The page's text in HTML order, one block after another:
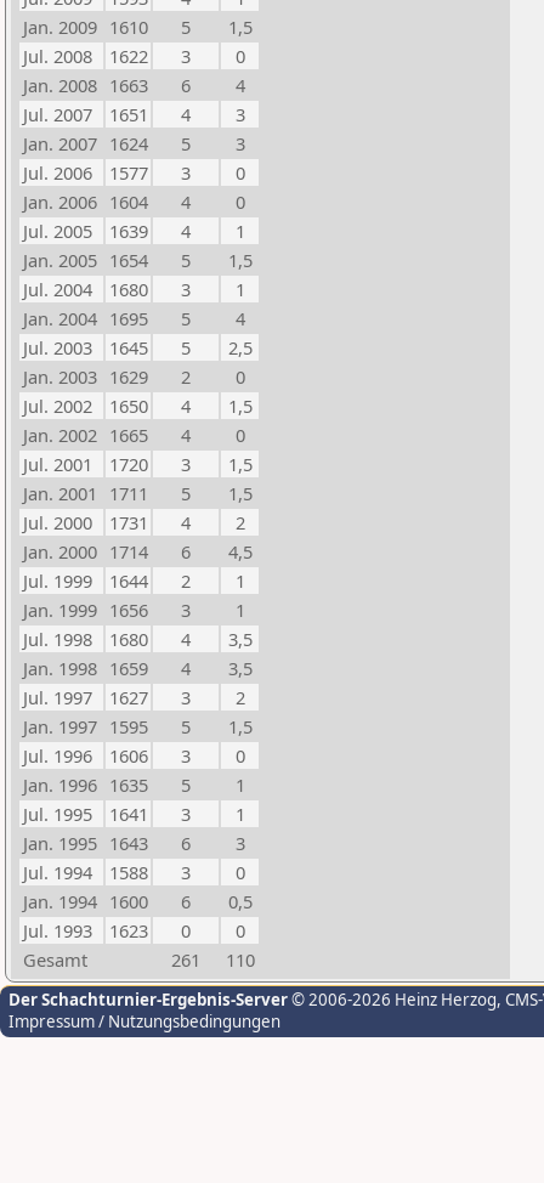
Jan. 2009 1610 5
1,5
Jul. 2008
1622 3
0
Jan. 2008 1663 6
4
Jul. 2007
1651 4
3
Jan. 2007 1624 5
3
Jul. 2006
1577 3
0
Jan. 2006 1604 4
0
Jul. 2005
1639 4
1
Jan. 2005 1654 5
1,5
Jul. 2004
1680 3
1
Jan. 2004 1695 5
4
Jul. 2003
1645 5
2,5
Jan. 2003 1629 2
0
Jul. 2002
1650 4
1,5
Jan. 2002 1665 4
0
Jul. 2001
1720 3
1,5
Jan. 2001
1711 5
1,5
Jul. 2000
1731 4
2
Jan. 2000 1714 6
4,5
Jul. 1999
1644 2
1
Jan. 1999 1656 3
1
Jul. 1998
1680 4
3,5
Jan. 1998 1659 4
3,5
Jul. 1997
1627 3
2
Jan. 1997 1595 5
1,5
Jul. 1996
1606 3
0
Jan. 1996 1635 5
1
Jul. 1995
1641 3
1
Jan. 1995 1643 6
3
Jul. 1994
1588 3
0
Jan. 1994 1600 6
0,5
Jul. 1993
1623 0
0
Gesamt
261 110
Der Schachturnier-Ergebnis-Server© 2006-2026 Heinz Herzog,
Impressum / Nutzungsbedingungen